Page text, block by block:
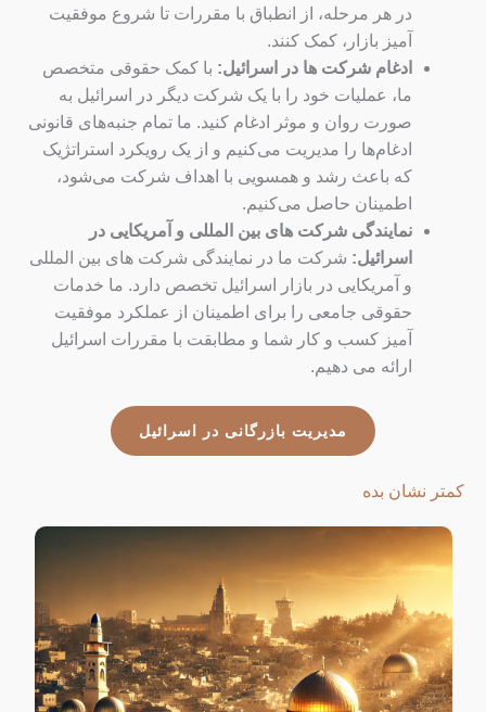
در هر مرحله، از انطباق با مقررات تا شروع موفقیت
آمیز بازار، کمک کنند.
ادغام شرکت ها در اسرائیل: با کمک حقوقی متخصص
ما، عملیات خود را با یک شرکت دیگر در اسرائیل به
صورت روان و موثر ادغام کنید. ما تمام جنبه‌های قانونی
ادغام‌ها را مدیریت می‌کنیم و از یک رویکرد استراتژیک
که باعث رشد و همسویی با اهداف شرکت می‌شود،
اطمینان حاصل می‌کنیم.
نمایندگی شرکت های بین المللی و آمریکایی در
اسرائیل: شرکت ما در نمایندگی شرکت های بین المللی
و آمریکایی در بازار اسرائیل تخصص دارد. ما خدمات
حقوقی جامعی را برای اطمینان از عملکرد موفقیت
آمیز کسب و کار شما و مطابقت با مقررات اسرائیل
ارائه می دهیم.
مدیریت بازرگانی در اسرائیل
کمتر نشان بده